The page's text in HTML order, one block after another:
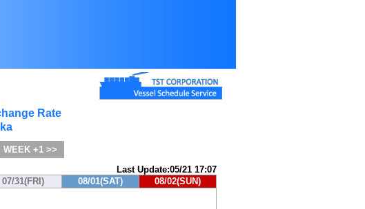
Rate
WEEK +1 >>
Last Update:05/21 17:07
07/31(FRI) 08/01(SAT) 08/02(SUN)